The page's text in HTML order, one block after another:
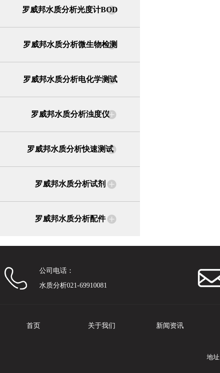
罗威邦水质分析光度计BOD
罗威邦水质分析微生物检测
罗威邦水质分析电化学测试
罗威邦水质分析浊度仪
罗威邦水质分析快速测试
罗威邦水质分析试剂
罗威邦水质分析配件
公司电话：
水质分析021-69910081
首页 关于我们 新闻资讯
地